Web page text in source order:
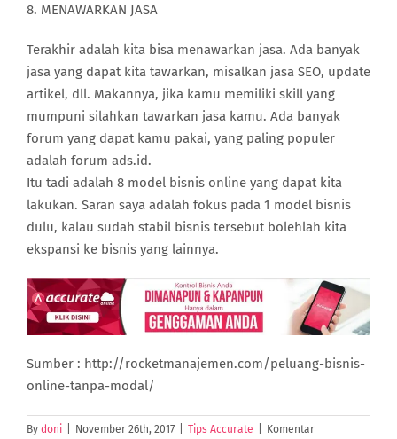
8. MENAWARKAN JASA
Terakhir adalah kita bisa menawarkan jasa. Ada banyak
jasa yang dapat kita tawarkan, misalkan jasa SEO, update
artikel, dll. Makannya, jika kamu memiliki skill yang
mumpuni silahkan tawarkan jasa kamu. Ada banyak
forum yang dapat kamu pakai, yang paling populer
adalah forum ads.id.
Itu tadi adalah 8 model bisnis online yang dapat kita
lakukan. Saran saya adalah fokus pada 1 model bisnis
dulu, kalau sudah stabil bisnis tersebut bolehlah kita
ekspansi ke bisnis yang lainnya.
Sumber : http://rocketmanajemen.com/peluang-bisnis-
online-tanpa-modal/
By doni November 26th, 2017 Tips Accurate Komentar